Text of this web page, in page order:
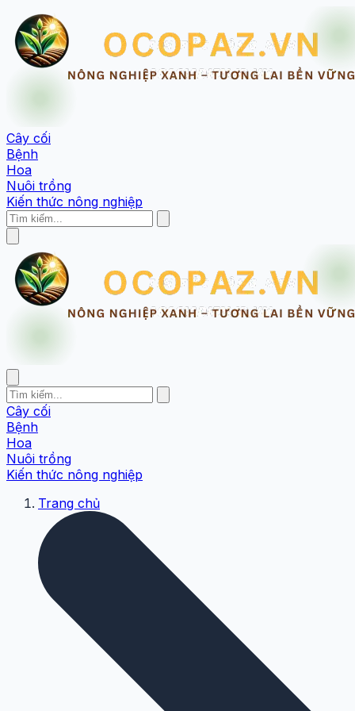
Cây cối
Bệnh
Hoa
Nuôi trồng
Kiến thức nông nghiệp
Cây cối
Bệnh
Hoa
Nuôi trồng
Kiến thức nông nghiệp
Trang chủ